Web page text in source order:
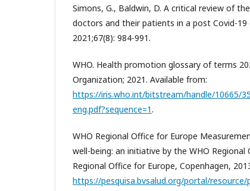
Simons, G., Baldwin, D. A critical review of
doctors and their patients in a post Covid-19
2021;67(8): 984-991.
WHO. Health promotion glossary of terms
Organization; 2021. Available from:
https://iris.who.int/bitstream/handle/10665/
eng.pdf?sequence=1.
WHO Regional Office for Europe
well-being: an initiative by the WHO Regional
Regional Office for Europe, Copenhagen,
https://pesquisa.bvsalud.org/portal/